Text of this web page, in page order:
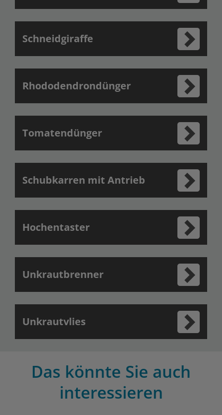
Schneidgiraffe
Rhododendrondünger
Tomatendünger
Schubkarren mit Antrieb
Hochentaster
Unkrautbrenner
Unkrautvlies
Das könnte Sie auch
interessieren